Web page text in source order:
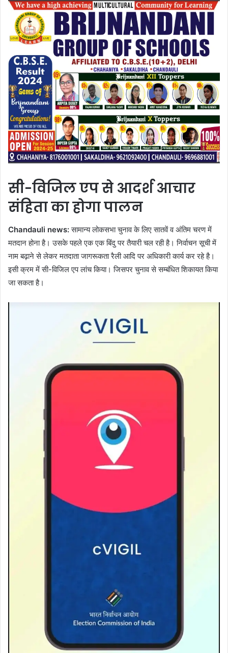
सी-विजिल एप से आदर्श आचार
संहिता का होगा पालन
Chandauli news:सामान्य लोकसभा चुनाव के लिए सातवें व अंतिम चरण में
मतदान होना है। उसके पहले एक एक बिंदु पर तैयारी चल रही है। निर्वाचन सूची में
नाम बढ़ाने से लेकर मतदाता जागरूकता रैली आदि पर अधिकारी कार्य कर रहे है।
इसी क्रम में सी-विजिल एप लांच किया। जिसपर चुनाव से सम्बंधित शिकायत किया
जा सकता है।